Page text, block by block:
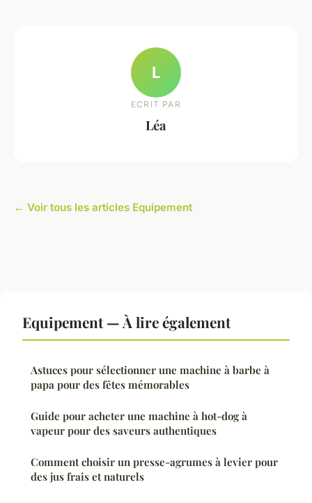
L
ECRIT PAR
Léa
← Voir tous les articles Equipement
Equipement — À lire également
Astuces pour sélectionner une machine à barbe à
papa pour des fêtes mémorables
Guide pour acheter une machine à hot-dog à
vapeur pour des saveurs authentiques
Comment choisir un presse-agrumes à levier pour
des jus frais et naturels